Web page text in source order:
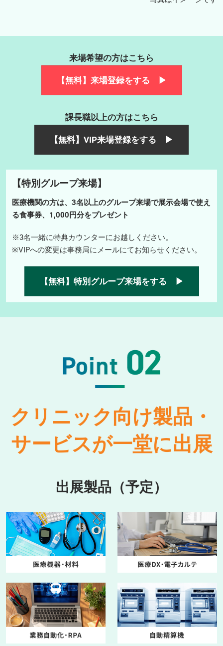
来場希望の方はこちら
【無料】来場登録をする ▶
課長職以上の方はこちら
【無料】VIP来場登録をする ▶
【特別グループ来場】
医療機関の方は、3名以上のグループ来場で展示会場で使え
る食事券、1,000円分をプレゼント
※3名一緒に特典カウンターにお越しください。
※VIPへの変更は事務局にメールにてお知らせください。
【無料】特別グループ来場をする ▶
クリニック向け製品・
サービスが一堂に出展
出展製品（予定）